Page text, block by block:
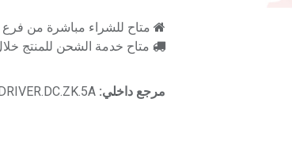
متاح للشراء مباشرة من فرع
متاح خدمة الشحن للمنتج خلال 2-3 ايام
مرجع داخلي: